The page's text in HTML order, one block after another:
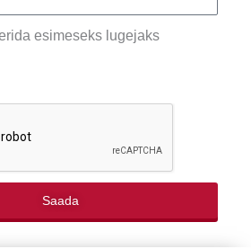
esimeseks lugejaks
Saada